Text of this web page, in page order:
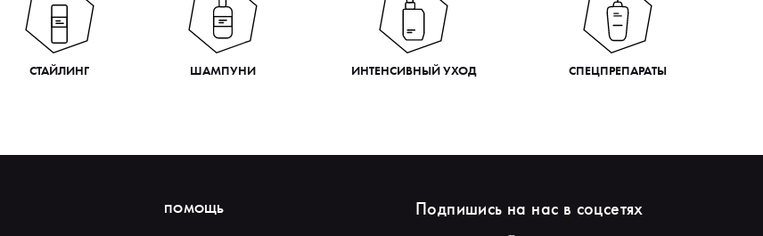
СТАЙЛИНГ ШАМПУНИ ИНТЕНСИВНЫЙ УХОД СПЕЦПРЕПАРАТЫ
ПОМОЩЬ Подпишись на нас в соцсетях